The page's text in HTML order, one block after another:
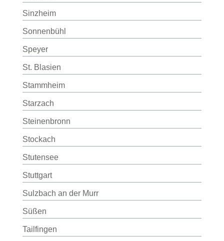
Sinzheim
Sonnenbühl
Speyer
St. Blasien
Stammheim
Starzach
Steinenbronn
Stockach
Stutensee
Stuttgart
Sulzbach an der Murr
Süßen
Tailfingen